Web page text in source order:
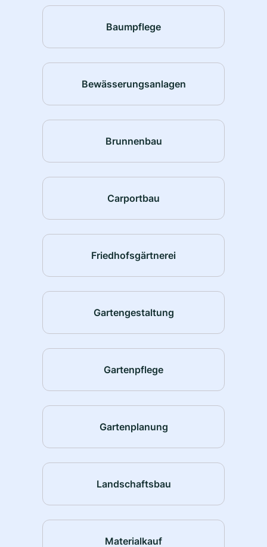
Baumpflege
Bewässerungsanlagen
Brunnenbau
Carportbau
Friedhofsgärtnerei
Gartengestaltung
Gartenpflege
Gartenplanung
Landschaftsbau
Materialkauf